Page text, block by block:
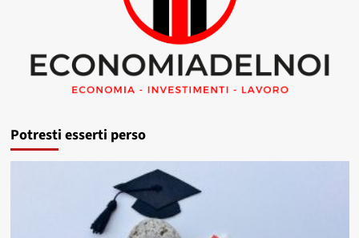
Potresti esserti perso